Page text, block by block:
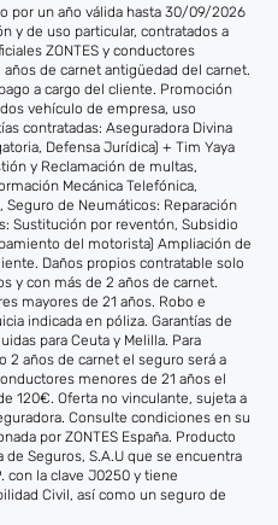
por un año válida hasta 30/09/2026
y de uso particular, contratados a
ZONTES y conductores
de carnet antigüedad del carnet.
a cargo del cliente. Promoción
vehículo de empresa, uso
contratadas: Aseguradora Divina
Defensa Jurídica) + Tim Yaya
y Reclamación de multas,
Mecánica Telefónica,
de Neumáticos: Reparación
Sustitución por reventón, Subsidio
del motorista) Ampliación de
Daños propios contratable solo
y con más de 2 años de carnet.
mayores de 21 años. Robo e
indicada en póliza. Garantías de
para Ceuta y Melilla. Para
2 años de carnet el seguro será a
menores de 21 años el
120€. Oferta no vinculante, sujeta a
Consulte condiciones en su
por ZONTES España. Producto
Seguros, S.A.U que se encuentra
con la clave J0250 y tiene
Civil, así como un seguro de